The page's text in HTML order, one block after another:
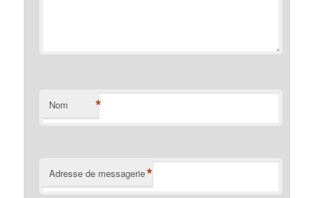
Nom *
Adresse de messagerie*